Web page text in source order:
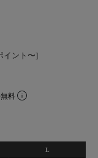
イント〜]
料
L